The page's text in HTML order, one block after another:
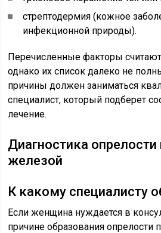
стрептодермия (кожное
инфекционной природы).
Перечисленные факторы
однако их список далеко не
причины должен заниматься
специалист, который подберет
лечение.
Диагностика
железой
К какому специалисту
Если женщина нуждается в
причине образования опрелости